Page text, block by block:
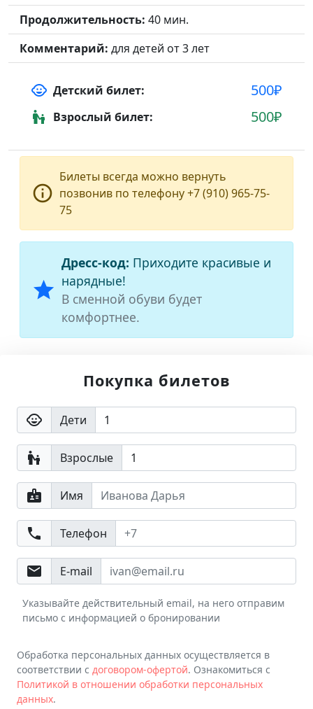
Продолжительность: 40 мин.
Комментарий: для детей от 3 лет
child_care Детский билет: 500₽
escalator_warning Взрослый билет: 500₽
info_outline
Билеты всегда можно вернуть
позвонив по телефону +7 (910) 965-75-
75
star
Дресс-код: Приходите красивые и
нарядные!
В сменной обуви будет
комфортнее.
Покупка билетов
child_care Дети
escalator_warning Взрослые
badge Имя
phone Телефон
email E-mail
Указывайте действительный email, на него отправим
письмо с информацией о бронировании
Обработка персональных данных осуществляется в
соответствии с договором-офертой. Ознакомиться с
Политикой в отношении обработки персональных
данных.